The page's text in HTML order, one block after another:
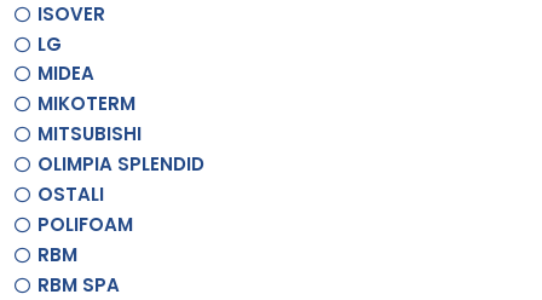
ISOVER
LG
MIDEA
MIKOTERM
MITSUBISHI
OLIMPIA SPLENDID
OSTALI
POLIFOAM
RBM
RBM SPA